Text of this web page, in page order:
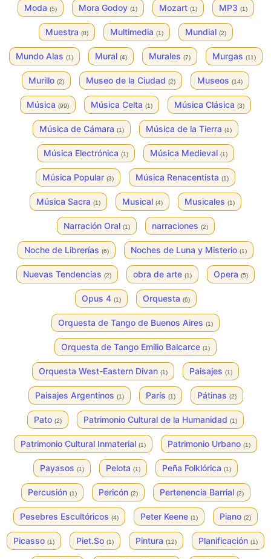
Moda (5) Mora Godoy (1) Mozart (1) MP3 (1)
Muestra (8) Multimedia (1) Mundial (2)
Mundo Alas (1) Mural (4) Murales (7) Murgas (11)
Murillo (2) Museo de la Ciudad (2) Museos (14)
Música (99) Música Celta (1) Música Clásica (3)
Música de Cámara (1) Música de la Tierra (1)
Música Electrónica (1) Música Medieval (1)
Música Popular (3) Música Renacentista (1)
Música Sacra (1) Musical (4) Musicales (1)
Narración Oral (1) narraciones (2)
Noche de Librerías (6) Noches de Luna y Misterio (1)
Nuevas Tendencias (2) obra de arte (1) Opera (5)
Opus 4 (1) Orquesta (6)
Orquesta de Tango de Buenos Aires (1)
Orquesta de Tango Emilio Balcarce (1)
Orquesta West-Eastern Divan (1) Paisajes (1)
Paisajes Argentinos (1) París (1) Pátinas (2)
Pato (2) Patrimonio Cultural de la Humanidad (1)
Patrimonio Cultural Inmaterial (1) Patrimonio Urbano (1)
Payasos (1) Pelota (1) Peña Folklórica (1)
Percusión (1) Pericón (2) Pertenencia Barrial (2)
Pesebres Escultóricos (4) Peter Keene (1) Piano (2)
Picasso (1) Piet.So (1) Pintura (12) Planificación (1)